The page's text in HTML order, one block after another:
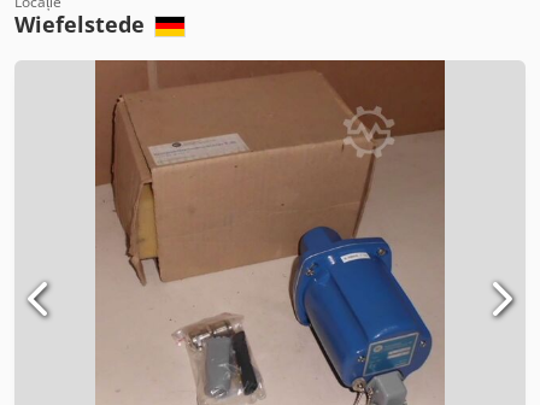
Wiefelstede